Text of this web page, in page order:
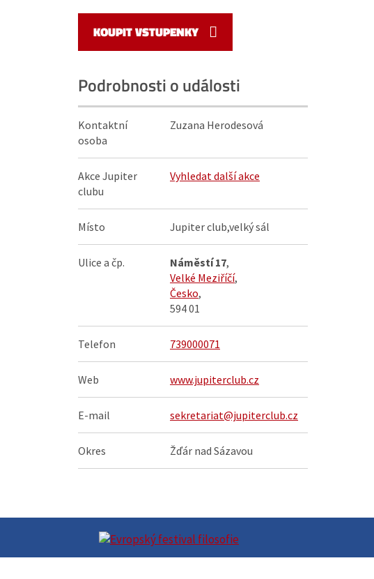
KOUPIT VSTUPENKY
Podrobnosti o události
Kontaktní
osoba
Zuzana Herodesová
Akce Jupiter
clubu
Vyhledat další akce
Místo Jupiter club,velký sál
Ulice a čp. Náměstí 17,
Velké Meziříčí,
Česko,
594 01
Telefon 739000071
Web www.jupiterclub.cz
E-mail sekretariat@jupiterclub.cz
Okres Žďár nad Sázavou